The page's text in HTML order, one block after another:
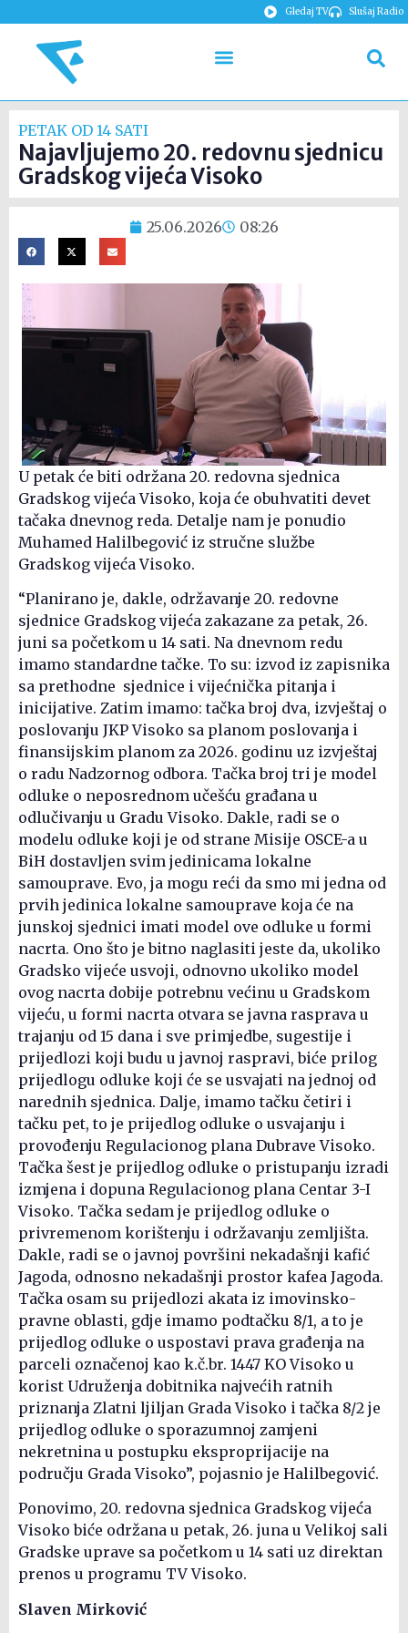
Gledaj TV Slušaj Radio
PETAK OD 14 SATI
Najavljujemo 20. redovnu sjednicu
Gradskog vijeća Visoko
25.06.2026 08:26
U petak će biti održana 20. redovna sjednica
Gradskog vijeća Visoko, koja će obuhvatiti devet
tačaka dnevnog reda. Detalje nam je ponudio
Muhamed Halilbegović iz stručne službe
Gradskog vijeća Visoko.
“Planirano je, dakle, održavanje 20. redovne
sjednice Gradskog vijeća zakazane za petak, 26.
juni sa početkom u 14 sati. Na dnevnom redu
imamo standardne tačke. To su: izvod iz zapisnika
sa prethodne sjednice i vijećnička pitanja i
inicijative. Zatim imamo: tačka broj dva, izvještaj o
poslovanju JKP Visoko sa planom poslovanja i
finansijskim planom za 2026. godinu uz izvještaj
o radu Nadzornog odbora. Tačka broj tri je model
odluke o neposrednom učešću građana u
odlučivanju u Gradu Visoko. Dakle, radi se o
modelu odluke koji je od strane Misije OSCE-a u
BiH dostavljen svim jedinicama lokalne
samouprave. Evo, ja mogu reći da smo mi jedna od
prvih jedinica lokalne samouprave koja će na
junskoj sjednici imati model ove odluke u formi
nacrta. Ono što je bitno naglasiti jeste da, ukoliko
Gradsko vijeće usvoji, odnovno ukoliko model
ovog nacrta dobije potrebnu većinu u Gradskom
vijeću, u formi nacrta otvara se javna rasprava u
trajanju od 15 dana i sve primjedbe, sugestije i
prijedlozi koji budu u javnoj raspravi, biće prilog
prijedlogu odluke koji će se usvajati na jednoj od
narednih sjednica. Dalje, imamo tačku četiri i
tačku pet, to je prijedlog odluke o usvajanju i
provođenju Regulacionog plana Dubrave Visoko.
Tačka šest je prijedlog odluke o pristupanju izradi
izmjena i dopuna Regulacionog plana Centar 3-I
Visoko. Tačka sedam je prijedlog odluke o
privremenom korištenju i održavanju zemljišta.
Dakle, radi se o javnoj površini nekadašnji kafić
Jagoda, odnosno nekadašnji prostor kafea Jagoda.
Tačka osam su prijedlozi akata iz imovinsko-
pravne oblasti, gdje imamo podtačku 8/1, a to je
prijedlog odluke o uspostavi prava građenja na
parceli označenoj kao k.č.br. 1447 KO Visoko u
korist Udruženja dobitnika najvećih ratnih
priznanja Zlatni ljiljan Grada Visoko i tačka 8/2 je
prijedlog odluke o sporazumnoj zamjeni
nekretnina u postupku eksproprijacije na
području Grada Visoko”, pojasnio je Halilbegović.
Ponovimo, 20. redovna sjednica Gradskog vijeća
Visoko biće održana u petak, 26. juna u Velikoj sali
Gradske uprave sa početkom u 14 sati uz direktan
prenos u programu TV Visoko.
Slaven Mirković